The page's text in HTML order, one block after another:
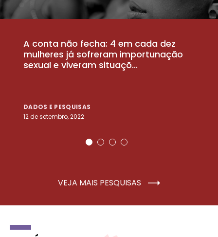
A conta não fecha: 4 em cada dez
mulheres já sofreram importunação
sexual e viveram situaçõ...
DADOS E PESQUISAS
12 de setembro, 2022
VEJA MAIS PESQUISAS